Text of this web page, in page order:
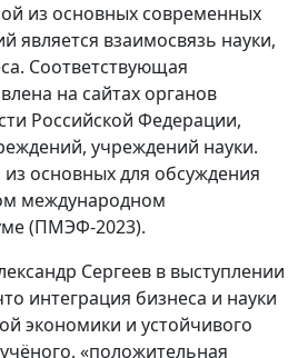
из основных современных
является взаимосвязь науки,
Соответствующая
на сайтах органов
Российской Федерации,
учреждений науки.
основных для обсуждения
международном
(ПМЭФ-2023).
Сергеев в выступлении
интеграция бизнеса и науки
экономики и устойчивого
«положительная